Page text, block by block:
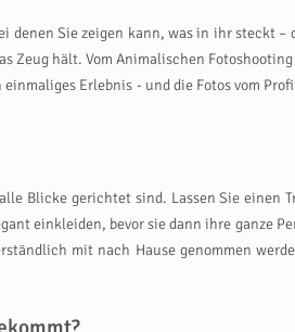
Sie zeigen kann, was in ihr steckt –
Zeug hält. Vom Animalischen
Erlebnis - und die Fotos vom
Blicke gerichtet sind. Lassen Sie einen
einkleiden, bevor sie dann ihre ganze
mit nach Hause genommen